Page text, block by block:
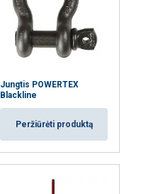
Jungtis POWERTEX
Blackline
Peržiūrėti produktą